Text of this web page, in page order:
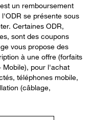
un remboursement
se présente sous
Certaines ODR,
sont des coupons
vous propose des
à une offre (forfaits
Mobile), pour l'achat
téléphones mobile,
(câblage,